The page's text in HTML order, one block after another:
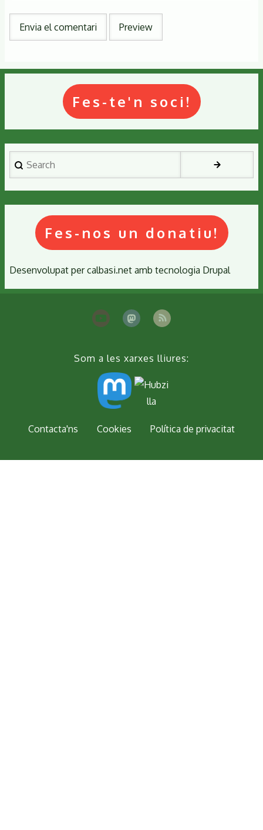
Fes-te'n soci!
Search
Fes-nos un donatiu!
Desenvolupat percalbasi.net amb tecnologia Drupal
Som a les xarxes lliures:
Contacta'ns Cookies Política de privacitat